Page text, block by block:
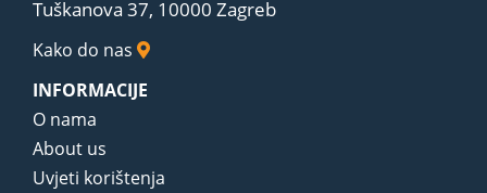
Tuškanova 37, 10000 Zagreb
Kako do nas
INFORMACIJE
O nama
About us
Uvjeti korištenja